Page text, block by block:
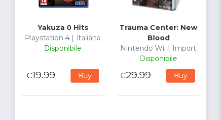
Yakuza 0 Hits
Playstation 4 | Italiana
Disponibile
€19.99 Buy
Trauma Center: New
Blood
Nintendo Wii | Import
Disponibile
€29.99 Buy